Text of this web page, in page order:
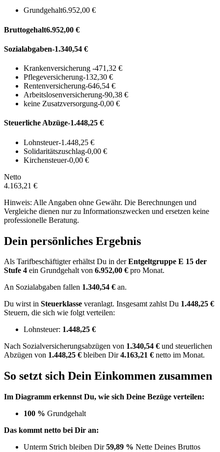
Grundgehalt6.952,00 €
Bruttogehalt6.952,00 €
Sozialabgaben-1.340,54 €
Krankenversicherung -471,32 €
Pflegeversicherung-132,30 €
Rentenversicherung-646,54 €
Arbeitslosenversicherung-90,38 €
keine Zusatzversorgung-0,00 €
Steuerliche Abzüge-1.448,25 €
Lohnsteuer-1.448,25 €
Solidaritätszuschlag-0,00 €
Kirchensteuer-0,00 €
Netto
4.163,21 €
Hinweis: Alle Angaben ohne Gewähr. Die Berechnungen und
Vergleiche dienen nur zu Informationszwecken und ersetzen keine
professionelle Beratung.
Dein persönliches Ergebnis
Als Tarifbeschäftigter erhältst Du in derEntgeltgruppe E 15 der
Stufe 4 ein Grundgehalt von 6.952,00 € pro Monat.
An Sozialabgaben fallen 1.340,54 € an.
Du wirst in Steuerklasse veranlagt. Insgesamt zahlst Du 1.448,25 €
Steuern, die sich wie folgt verteilen:
Lohnsteuer: 1.448,25 €
Nach Sozialversicherungsabzügen von 1.340,54 € und steuerlichen
Abzügen von 1.448,25 € bleiben Dir4.163,21 € netto im Monat.
So setzt sich Dein Einkommen zusammen
Im Diagramm erkennst Du, wie sich Deine Bezüge verteilen:
100 % Grundgehalt
Das kommt netto bei Dir an:
Unterm Strich bleiben Dir59,89 % Nette Deines Bruttos